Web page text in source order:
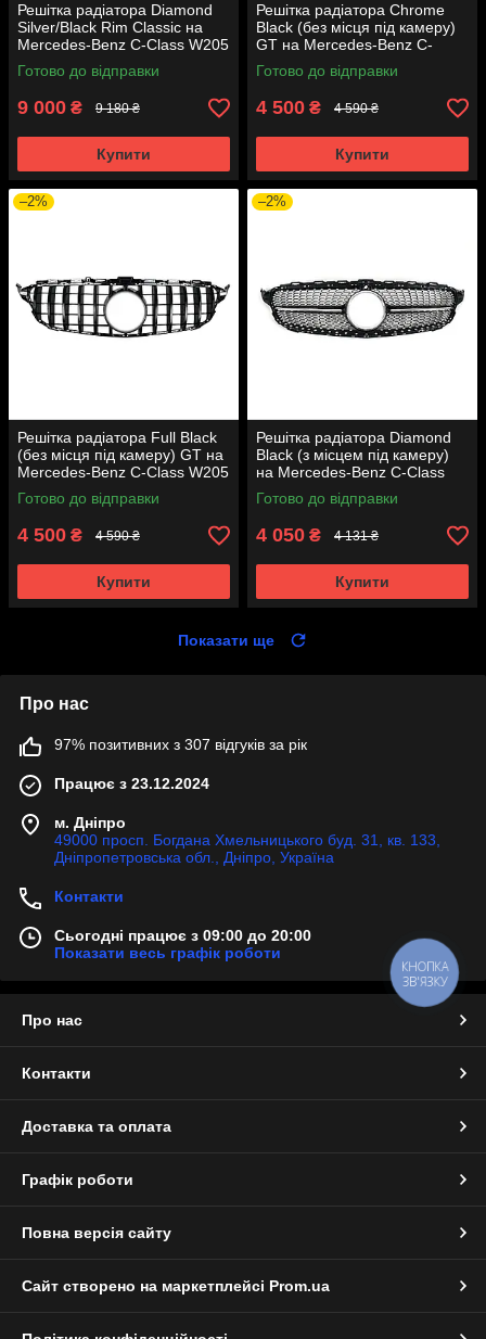
Решітка радіатора Diamond
Silver/Black Rim Classic на
Mercedes-Benz C-Class W205
2014-2018 року
Готово до відправки
9 000 ₴ 9 180 ₴
Купити
Решітка радіатора Chrome
Black (без місця під камеру)
GT на Mercedes-Benz C-
Class W205 2014-2018 року
Готово до відправки
4 500 ₴ 4 590 ₴
Купити
–2%
Решітка радіатора Full Black
(без місця під камеру) GT на
Mercedes-Benz C-Class W205
2014-2018 року
Готово до відправки
4 500 ₴ 4 590 ₴
Купити
–2%
Решітка радіатора Diamond
Black (з місцем під камеру)
на Mercedes-Benz C-Class
W205 2014-2018 року
Готово до відправки
4 050 ₴ 4 131 ₴
Купити
Показати ще
Про нас
97% позитивних з 307 відгуків за рік
Працює з 23.12.2024
м. Дніпро
49000 просп. Богдана Хмельницького буд. 31, кв. 133,
Дніпропетровська обл., Дніпро, Україна
Контакти
Сьогодні працює з 09:00 до 20:00
Показати весь графік роботи
Про нас
Контакти
Доставка та оплата
Графік роботи
Повна версія сайту
Сайт створено на маркетплейсі Prom.ua
КНОПКА
ЗВ'ЯЗКУ